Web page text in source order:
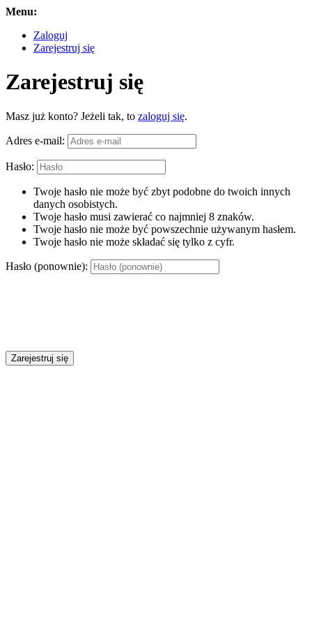
Menu:
Zaloguj
Zarejestruj się
Zarejestruj się
Masz już konto? Jeżeli tak, to zaloguj się.
Adres e-mail:
Hasło:
Twoje hasło nie może być zbyt podobne do twoich innych
danych osobistych.
Twoje hasło musi zawierać co najmniej 8 znaków.
Twoje hasło nie może być powszechnie używanym hasłem.
Twoje hasło nie może składać się tylko z cyfr.
Hasło (ponownie):
Zarejestruj się